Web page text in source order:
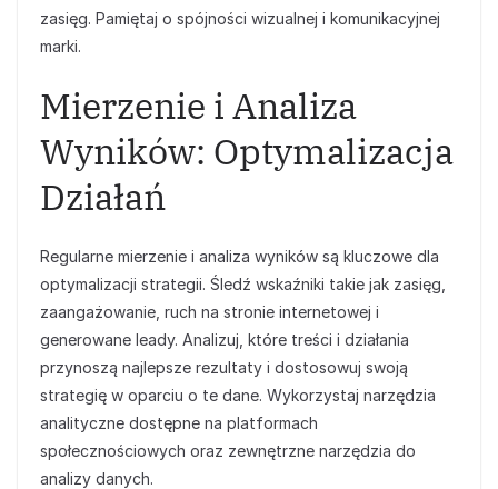
zasięg. Pamiętaj o spójności wizualnej i komunikacyjnej
marki.
Mierzenie i Analiza
Wyników: Optymalizacja
Działań
Regularne mierzenie i analiza wyników są kluczowe dla
optymalizacji strategii. Śledź wskaźniki takie jak zasięg,
zaangażowanie, ruch na stronie internetowej i
generowane leady. Analizuj, które treści i działania
przynoszą najlepsze rezultaty i dostosowuj swoją
strategię w oparciu o te dane. Wykorzystaj narzędzia
analityczne dostępne na platformach
społecznościowych oraz zewnętrzne narzędzia do
analizy danych.